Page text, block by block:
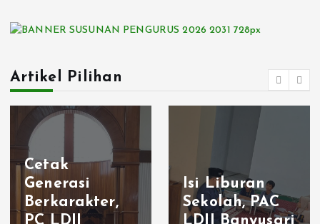
Artikel Pilihan
Cetak
Generasi
Berkarakter,
PC LDII
Isi Liburan
Sekolah, PAC
LDII Banyusari